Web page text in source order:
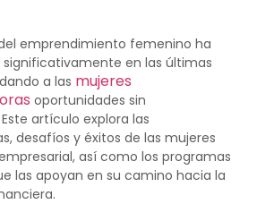
emprendimiento femenino ha
en las últimas
a las mujeres
oportunidades sin
artículo explora las
desafíos y éxitos de las mujeres
así como los programas
las apoyan en su camino hacia la